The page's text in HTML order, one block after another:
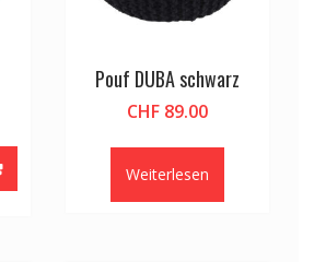
Pouf DUBA schwarz
CHF89.00
Weiterlesen